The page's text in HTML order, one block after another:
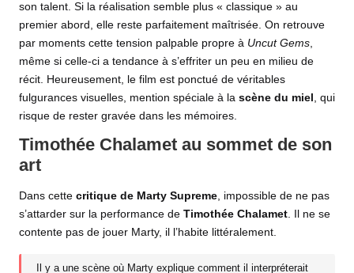
son talent. Si la réalisation semble plus « classique » au
premier abord, elle reste parfaitement maîtrisée. On retrouve
par moments cette tension palpable propre à Uncut Gems,
même si celle-ci a tendance à s’effriter un peu en milieu de
récit. Heureusement, le film est ponctué de véritables
fulgurances visuelles, mention spéciale à la scène du miel , qui
risque de rester gravée dans les mémoires.
Timothée Chalamet au sommet de son
art
Dans cette critique de Marty Supreme, impossible de ne pas
s’attarder sur la performance de Timothée Chalamet. Il ne se
contente pas de jouer Marty, il l’habite littéralement.
Il y a une scène où Marty explique comment il interpréterait